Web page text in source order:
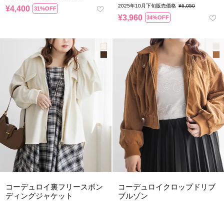
¥4,400 31%OFF 2025年10月下旬販売価格 ¥6,050
¥3,960 34%OFF
コーデュロイ裏フリースボン
ディングジャケット
コーデュロイクロップドリブ
ブルゾン